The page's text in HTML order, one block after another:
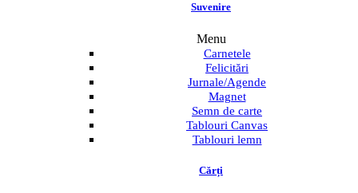
Suvenire
Menu
Carnetele
Felicitări
Jurnale/Agende
Magnet
Semn de carte
Tablouri Canvas
Tablouri lemn
Cărți